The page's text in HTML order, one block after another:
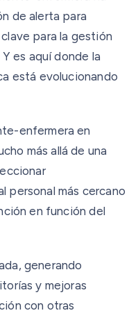
de alerta para
para la gestión
es aquí donde la
está evolucionando
enfermera en
más allá de una
personal más cercano
en función del
generando
y mejoras
con otras